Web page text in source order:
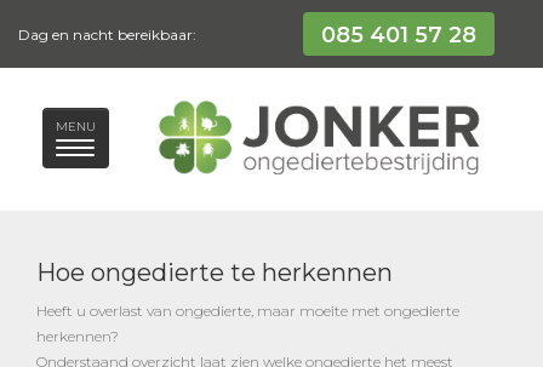
Dag en nacht bereikbaar: 085 401 57 28
MENU
Hoe ongedierte te herkennen
Heeft u overlast van ongedierte, maar moeite met ongedierte
herkennen?
Onderstaand overzicht laat zien welke ongedierte het meest